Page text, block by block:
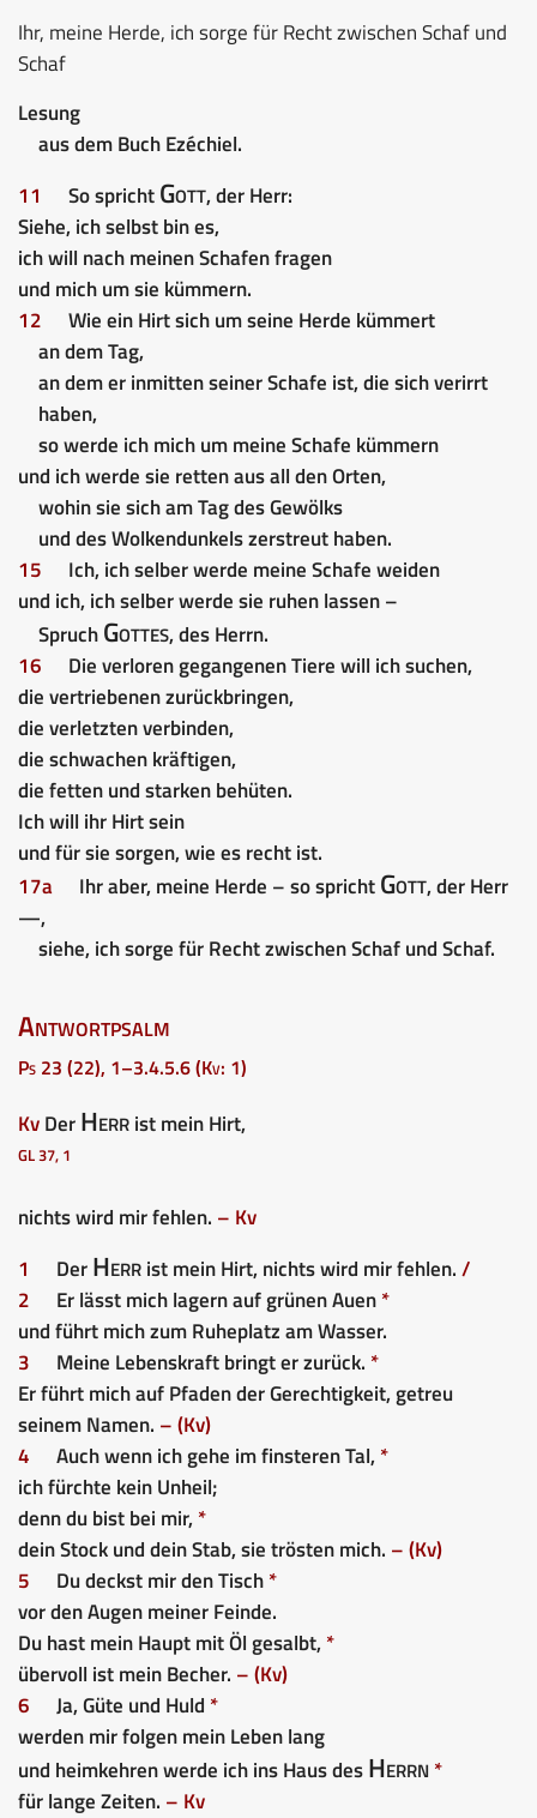
Ihr, meine Herde, ich sorge für Recht zwischen Schaf und
Schaf
Lesung
aus dem Buch Ezéchiel.
11
So sprichtGott, der Herr:
Siehe, ich selbst bin es,
ich will nach meinen Schafen fragen
und mich um sie kümmern.
12
Wie ein Hirt sich um seine Herde kümmert
an dem Tag,
an dem er inmitten seiner Schafe ist, die sich verirrt
haben,
so werde ich mich um meine Schafe kümmern
und ich werde sie retten aus all den Orten,
wohin sie sich am Tag des Gewölks
und des Wolkendunkels zerstreut haben.
15
Ich, ich selber werde meine Schafe weiden
und ich, ich selber werde sie ruhen lassen –
SpruchGottes, des Herrn.
16
Die verloren gegangenen Tiere will ich suchen,
die vertriebenen zurückbringen,
die verletzten verbinden,
die schwachen kräftigen,
die fetten und starken behüten.
Ich will ihr Hirt sein
und für sie sorgen, wie es recht ist.
17a
Ihr aber, meine Herde – so sprichtGott, der Herr
—,
siehe, ich sorge für Recht zwischen Schaf und Schaf.
Antwortpsalm
Ps 23 (22), 1–3.4.5.6 (Kv: 1)
KvDerHerrist mein Hirt,
GL 37, 1
nichts wird mir fehlen. – Kv
1
DerHerrist mein Hirt, nichts wird mir fehlen./
2
Er lässt mich lagern auf grünen Auen*
und führt mich zum Ruheplatz am Wasser.
3
Meine Lebenskraft bringt er zurück. *
Er führt mich auf Pfaden der Gerechtigkeit, getreu
seinem Namen. – (Kv)
4
Auch wenn ich gehe im finsteren Tal, *
ich fürchte kein Unheil;
denn du bist bei mir, *
dein Stock und dein Stab, sie trösten mich. – (Kv)
5
Du deckst mir den Tisch*
vor den Augen meiner Feinde.
Du hast mein Haupt mit Öl gesalbt, *
übervoll ist mein Becher. – (Kv)
6
Ja, Güte und Huld *
werden mir folgen mein Leben lang
und heimkehren werde ich ins Haus desHerrn*
für lange Zeiten. – Kv